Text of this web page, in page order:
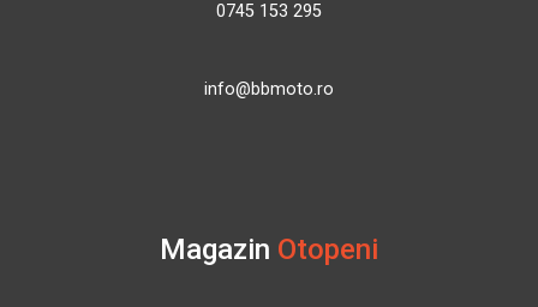
0745 153 295
info@bbmoto.ro
Magazin Otopeni